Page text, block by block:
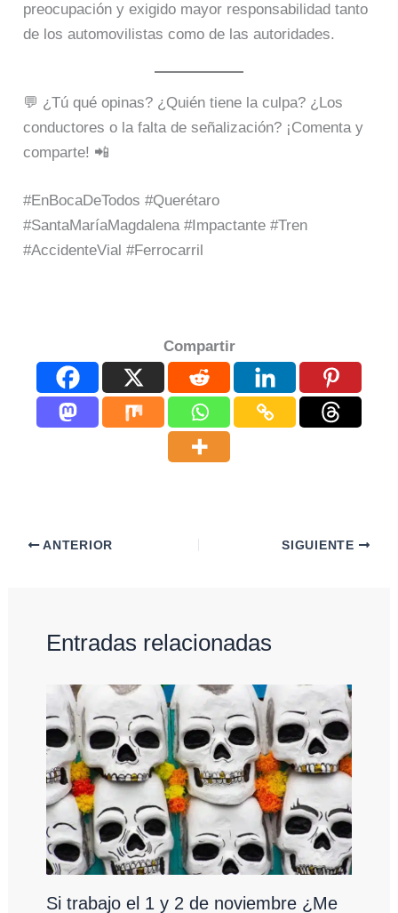
preocupación y exigido mayor responsabilidad tanto
de los automovilistas como de las autoridades.
💬 ¿Tú qué opinas? ¿Quién tiene la culpa? ¿Los
conductores o la falta de señalización? ¡Comenta y
comparte! 📲
#EnBocaDeTodos #Querétaro
#SantaMaríaMagdalena #Impactante #Tren
#AccidenteVial #Ferrocarril
Compartir
ANTERIOR SIGUIENTE
Entradas relacionadas
Si trabajo el 1 y 2 de noviembre ¿Me